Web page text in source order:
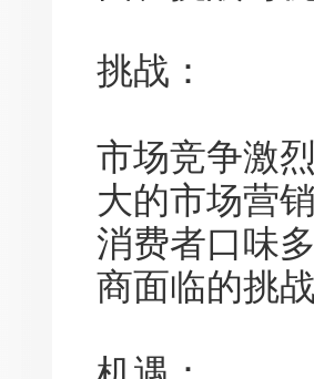
挑战：
市场竞争激
大的市场营
消费者口味
商面临的挑